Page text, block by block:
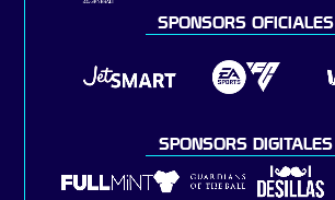
SPONSORS OFICIALES
SPONSORS DIGITALES